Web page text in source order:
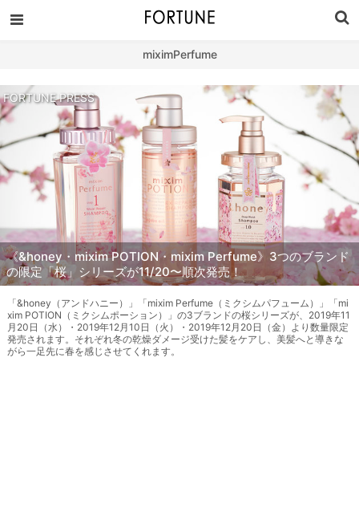
miximPerfume
FORTUNE PRESS
《&honey・mixim POTION・mixim Perfume》3つのブランド
の限定「桜」シリーズが11/20〜順次発売！
「&honey（アンドハニー）」「mixim Perfume（ミクシムパフューム）」「mi
xim POTION（ミクシムポーション）」の3ブランドの桜シリーズが、2019年11
月20日（水）・2019年12月10日（火）・2019年12月20日（金）より数量限定
発売されます。それぞれ冬の乾燥ダメージ受けた髪をケアし、美髪へと導きな
がら一足先に春を感じさせてくれます。